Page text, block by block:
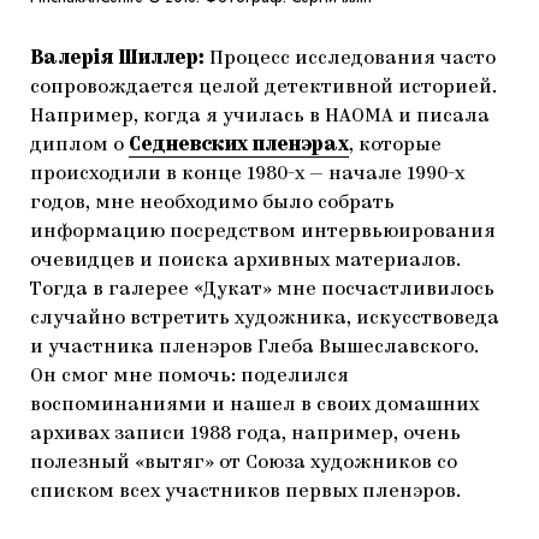
Валерiя Шиллер: Процесс исследования часто
сопровождается целой детективной историей.
Например, когда я училась в НАОМА и писала
диплом о Седневских пленэрах, которые
происходили в конце 1980-х — начале 1990-х
годов, мне необходимо было собрать
информацию посредством интервьюирования
очевидцев и поиска архивных материалов.
Тогда в галерее «Дукат» мне посчастливилось
случайно встретить художника, искусствоведа
и участника пленэров Глеба Вышеславского.
Он смог мне помочь: поделился
воспоминаниями и нашел в своих домашних
архивах записи 1988 года, например, очень
полезный «вытяг» от Союза художников со
списком всех участников первых пленэров.